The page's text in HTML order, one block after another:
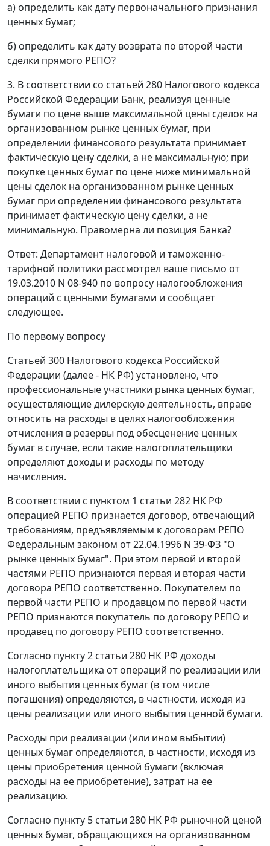
а) определить как дату первоначального признания
ценных бумаг;
б) определить как дату возврата по второй части
сделки прямого РЕПО?
3. В соответствии со статьей 280 Налогового кодекса
Российской Федерации Банк, реализуя ценные
бумаги по цене выше максимальной цены сделок на
организованном рынке ценных бумаг, при
определении финансового результата принимает
фактическую цену сделки, а не максимальную; при
покупке ценных бумаг по цене ниже минимальной
цены сделок на организованном рынке ценных
бумаг при определении финансового результата
принимает фактическую цену сделки, а не
минимальную. Правомерна ли позиция Банка?
Ответ: Департамент налоговой и таможенно-
тарифной политики рассмотрел ваше письмо от
19.03.2010 N 08-940 по вопросу налогообложения
операций с ценными бумагами и сообщает
следующее.
По первому вопросу
Статьей 300 Налогового кодекса Российской
Федерации (далее - НК РФ) установлено, что
профессиональные участники рынка ценных бумаг,
осуществляющие дилерскую деятельность, вправе
относить на расходы в целях налогообложения
отчисления в резервы под обесценение ценных
бумаг в случае, если такие налогоплательщики
определяют доходы и расходы по методу
начисления.
В соответствии с пунктом 1 статьи 282 НК РФ
операцией РЕПО признается договор, отвечающий
требованиям, предъявляемым к договорам РЕПО
Федеральным законом от 22.04.1996 N 39-ФЗ "О
рынке ценных бумаг". При этом первой и второй
частями РЕПО признаются первая и вторая части
договора РЕПО соответственно. Покупателем по
первой части РЕПО и продавцом по первой части
РЕПО признаются покупатель по договору РЕПО и
продавец по договору РЕПО соответственно.
Согласно пункту 2 статьи 280 НК РФ доходы
налогоплательщика от операций по реализации или
иного выбытия ценных бумаг (в том числе
погашения) определяются, в частности, исходя из
цены реализации или иного выбытия ценной бумаги.
Расходы при реализации (или ином выбытии)
ценных бумаг определяются, в частности, исходя из
цены приобретения ценной бумаги (включая
расходы на ее приобретение), затрат на ее
реализацию.
Согласно пункту 5 статьи 280 НК РФ рыночной ценой
ценных бумаг, обращающихся на организованном